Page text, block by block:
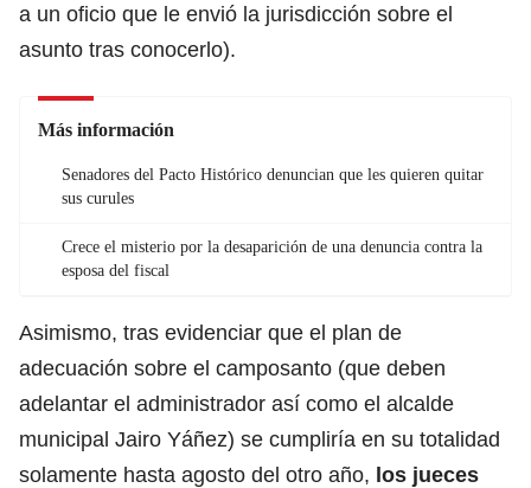
a un oficio que le envió la jurisdicción sobre el
asunto tras conocerlo).
Más información
Senadores del Pacto Histórico denuncian que les quieren quitar
sus curules
Crece el misterio por la desaparición de una denuncia contra la
esposa del fiscal
Asimismo, tras evidenciar que el plan de
adecuación sobre el camposanto (que deben
adelantar el administrador así como el alcalde
municipal Jairo Yáñez) se cumpliría en su totalidad
solamente hasta agosto del otro año, los jueces